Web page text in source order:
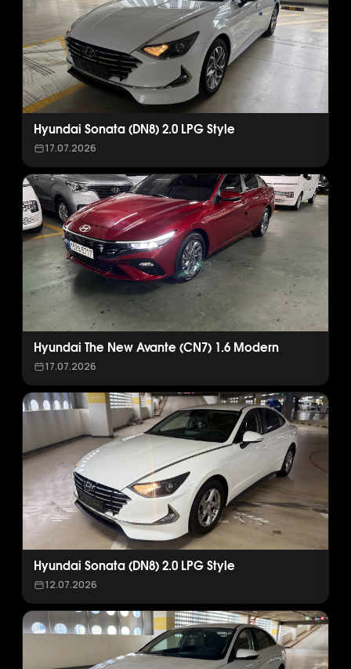
Hyundai Sonata (DN8) 2.0 LPG Style
17.07.2026
Hyundai The New Avante (CN7) 1.6 Modern
17.07.2026
Hyundai Sonata (DN8) 2.0 LPG Style
12.07.2026